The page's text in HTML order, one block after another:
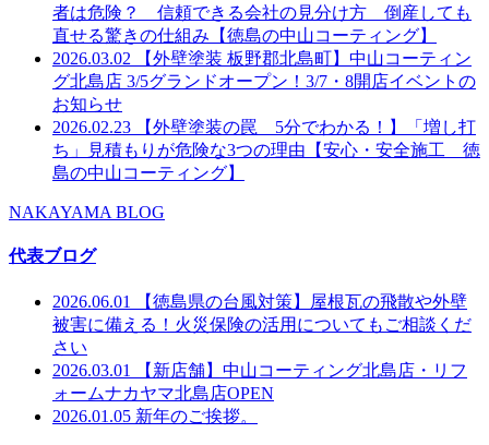
者は危険？ 信頼できる会社の見分け方 倒産しても
直せる驚きの仕組み【徳島の中山コーティング】
2026.03.02
【外壁塗装 板野郡北島町】中山コーティン
グ北島店 3/5グランドオープン！3/7・8開店イベントの
お知らせ
2026.02.23
【外壁塗装の罠 5分でわかる！】「増し打
ち」見積もりが危険な3つの理由【安心・安全施工 徳
島の中山コーティング】
NAKAYAMA BLOG
代表ブログ
2026.06.01
【徳島県の台風対策】屋根瓦の飛散や外壁
被害に備える！火災保険の活用についてもご相談くだ
さい
2026.03.01
【新店舗】中山コーティング北島店・リフ
ォームナカヤマ北島店OPEN
2026.01.05 新年のご挨拶。